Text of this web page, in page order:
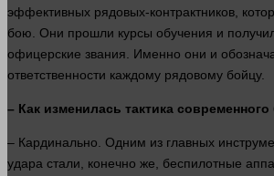
эффективных рядовых-контрактников,
бою. Они прошли курсы обучения и
офицерские звания. Именно они и
ответственности каждому рядовому бойцу.
– Как изменилась тактика современного
– Кардинально. Одним из главных
удара стали, конечно же, беспилотные